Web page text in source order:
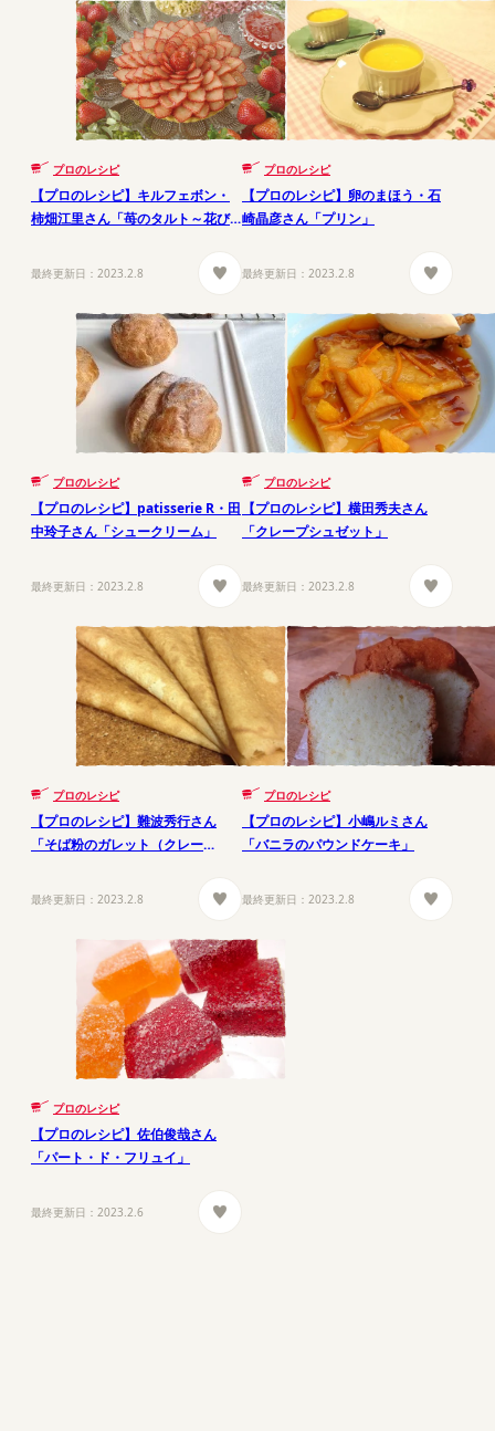
プロのレシピ
【プロのレシピ】キルフェボン・
柿畑江里さん「苺のタルト～花び
最終更新日： 2023.2.8
プロのレシピ
【プロのレシピ】卵のまほう・石
崎晶彦さん「プリン」
最終更新日： 2023.2.8
プロのレシピ
【プロのレシピ】patisserie R・田
中玲子さん「シュークリーム」
最終更新日： 2023.2.8
プロのレシピ
【プロのレシピ】横田秀夫さん
「クレープシュゼット」
最終更新日： 2023.2.8
プロのレシピ
【プロのレシピ】難波秀行さん
「そば粉のガレット（クレー
最終更新日： 2023.2.8
プロのレシピ
【プロのレシピ】小嶋ルミさん
「バニラのパウンドケーキ」
最終更新日： 2023.2.8
プロのレシピ
【プロのレシピ】佐伯俊哉さん
「パート・ド・フリュイ」
最終更新日： 2023.2.6